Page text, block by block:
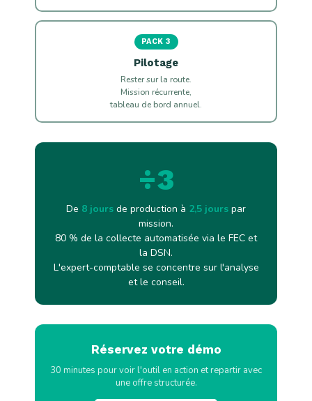
PACK 3
Pilotage
Rester sur la route.
Mission récurrente,
tableau de bord annuel.
÷3
De 8 jours de production à 2,5 jours par
mission.
80 % de la collecte automatisée via le FEC et
la DSN.
L'expert-comptable se concentre sur l'analyse
et le conseil.
Réservez votre démo
30 minutes pour voir l'outil en action et repartir avec
une offre structurée.